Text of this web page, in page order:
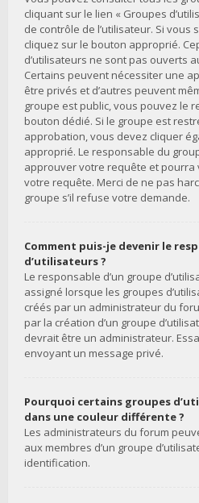
cliquant sur le lien « Groupes
de contrôle de l’utilisateur. Si
cliquez sur le bouton approprié.
d’utilisateurs ne sont pas ouverts
Certains peuvent nécessiter une
être privés et d’autres peuvent
groupe est public, vous pouvez le
bouton dédié. Si le groupe est
approbation, vous devez cliquer
approprié. Le responsable du
approuver votre requête et pourra
votre requête. Merci de ne pas
groupe s’il refuse votre demande.
Comment puis-je devenir le
d’utilisateurs ?
Le responsable d’un groupe
assigné lorsque les groupes
créés par un administrateur du
par la création d’un groupe
devrait être un administrateur.
envoyant un message privé.
Pourquoi certains groupes
dans une couleur différente ?
Les administrateurs du forum
aux membres d’un groupe
identification.